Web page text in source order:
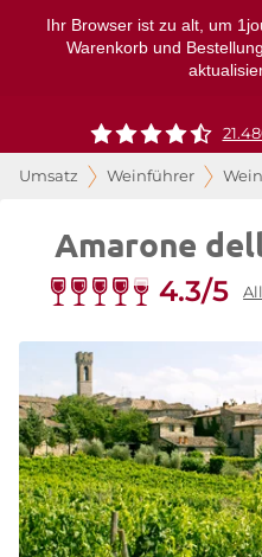
Ihr Browser ist zu alt, um
Warenkorb und
Umsatz Weinführer
Amarone
4.3/5